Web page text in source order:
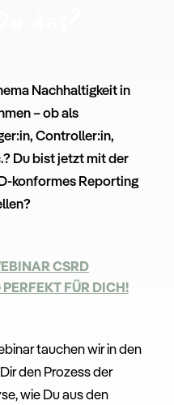
Nachhaltigkeit in
– ob als
Controller:in,
Du bist jetzt mit der
konformes Reporting
CSRD
FÜR DICH!
tauchen wir in den
den Prozess der
wie Du aus den